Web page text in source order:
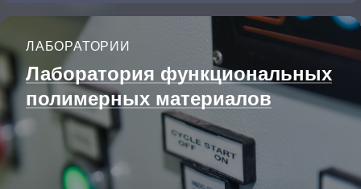
ЛАБОРАТОРИИ
Лаборатория функциональных
полимерных материалов